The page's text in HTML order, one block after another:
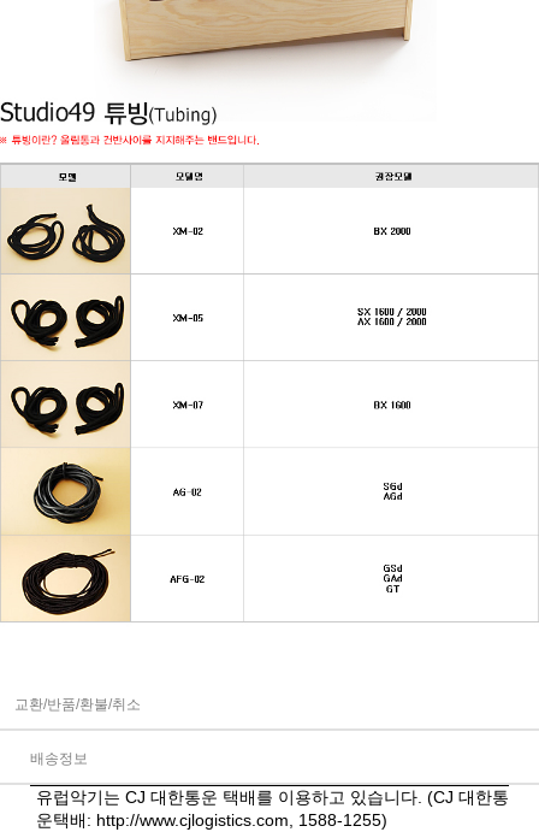
교환/반품/환불/취소
배송정보
유럽악기는 CJ 대한통운 택배를 이용하고 있습니다. (CJ 대한통
운택배: http://www.cjlogistics.com, 1588-1255)